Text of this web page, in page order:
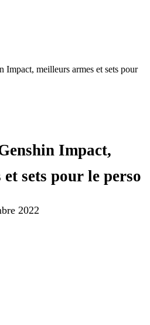
Impact, meilleurs armes et sets pour
Impact,
sets pour le perso
2022